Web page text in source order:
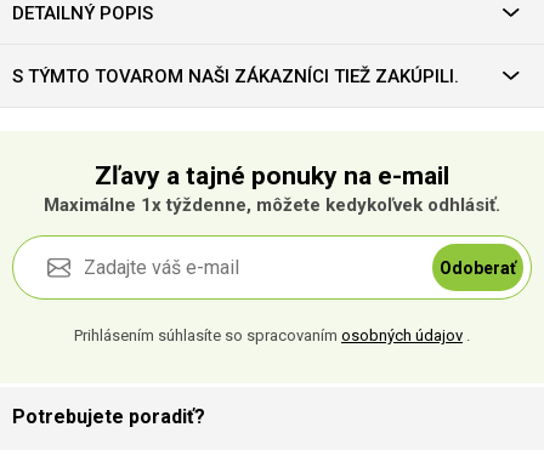
DETAILNÝ POPIS
S TÝMTO TOVAROM NAŠI ZÁKAZNÍCI TIEŽ ZAKÚPILI.
Zľavy a tajné ponuky na e-mail
Maximálne 1x týždenne, môžete kedykoľvek odhlásiť.
Odoberať
Prihlásením súhlasíte so spracovaním osobných údajov .
Potrebujete poradiť?